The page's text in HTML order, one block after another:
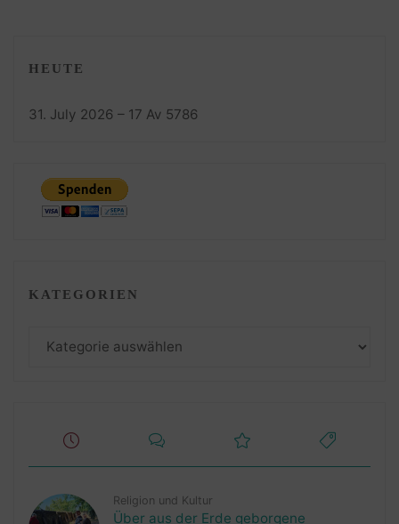
HEUTE
31. July 2026 – 17 Av 5786
KATEGORIEN
Kategorien
Religion und Kultur
Über aus der Erde geborgene